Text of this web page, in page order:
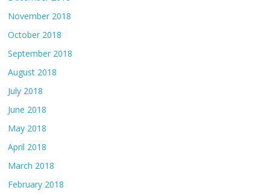
November 2018
October 2018
September 2018
August 2018
July 2018
June 2018
May 2018
April 2018
March 2018
February 2018